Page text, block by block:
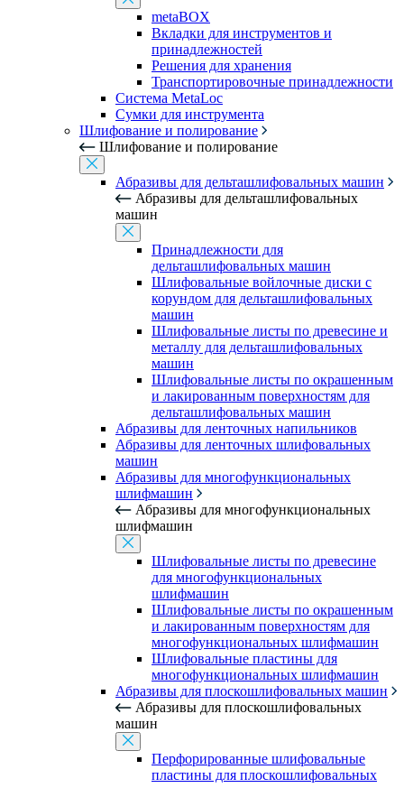
metaBOX
Вкладки для инструментов и
принадлежностей
Решения для хранения
Транспортировочные принадлежности
Система MetaLoc
Сумки для инструмента
Шлифование и полирование
Шлифование и полирование
Абразивы для дельташлифовальных машин
Абразивы для дельташлифовальных
машин
Принадлежности для
дельташлифовальных машин
Шлифовальные войлочные диски с
корундом для дельташлифовальных
машин
Шлифовальные листы по древесине и
металлу для дельташлифовальных
машин
Шлифовальные листы по окрашенным
и лакированным поверхностям для
дельташлифовальных машин
Абразивы для ленточных напильников
Абразивы для ленточных шлифовальных
машин
Абразивы для многофункциональных
шлифмашин
Абразивы для многофункциональных
шлифмашин
Шлифовальные листы по древесине
для многофункциональных
шлифмашин
Шлифовальные листы по окрашенным
и лакированным поверхностям для
многофункциональных шлифмашин
Шлифовальные пластины для
многофункциональных шлифмашин
Абразивы для плоскошлифовальных машин
Абразивы для плоскошлифовальных
машин
Перфорированные шлифовальные
пластины для плоскошлифовальных